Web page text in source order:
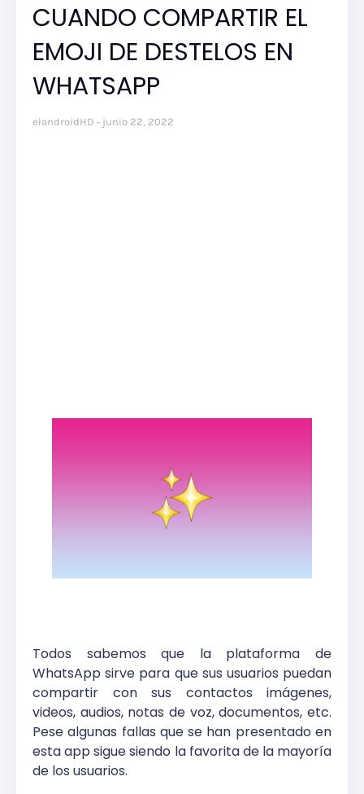
CUANDO COMPARTIR EL
EMOJI DE DESTELOS EN
WHATSAPP
elandroidHD junio 22, 2022
Todos sabemos que la plataforma de
WhatsApp sirve para que sus usuarios puedan
compartir con sus contactos imágenes,
videos, audios, notas de voz, documentos, etc.
Pese algunas fallas que se han presentado en
esta app sigue siendo la favorita de la mayoría
de los usuarios.